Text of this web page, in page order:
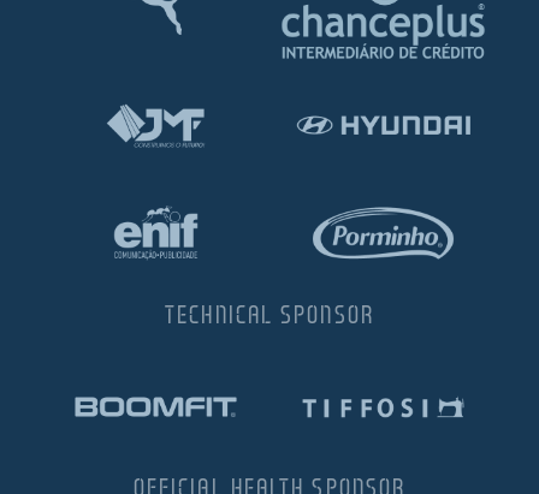
TECHNICAL SPONSOR
OFFICIAL HEALTH SPONSOR